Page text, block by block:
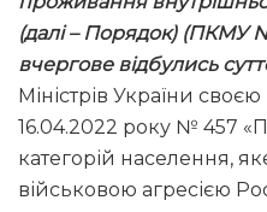
(далі – Порядок) (ПКМУ
вчергове відбулись
Міністрів України
16.04.2022 року № 457
категорій населення,
військовою агресією